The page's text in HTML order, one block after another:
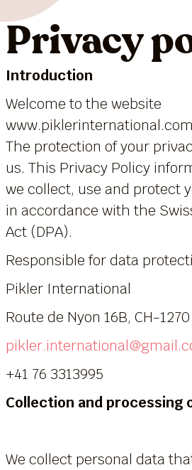
Privacy
Introduction
Welcome to the website
The protection of your
us. This Privacy Policy
we collect, use and protect
in accordance with the
Act (DPA).
Responsible for data
Pikler International
Route de Nyon 16B, CH-
+41 76 3313995
Collection and processing
We collect personal data